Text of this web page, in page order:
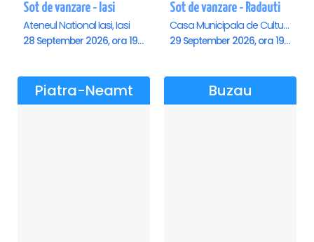
Sot de vanzare - Iasi
Ateneul National Iasi, Iasi
28 September 2026, ora 19:00
Sot de vanzare - Radauti
Casa Municipala de Cultura, Radauti
29 September 2026, ora 19:00
Piatra-Neamt Buzau